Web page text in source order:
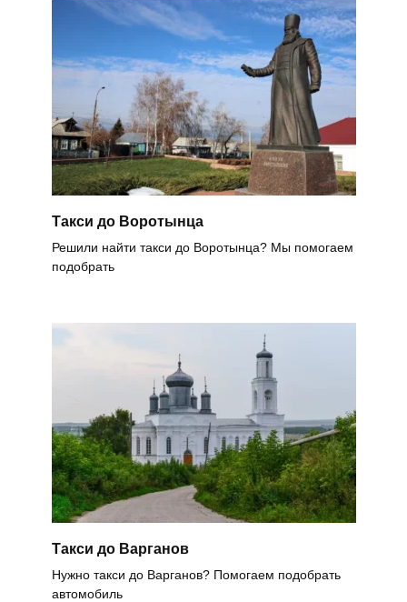
Такси до Воротынца
Решили найти такси до Воротынца? Мы помогаем
подобрать
Такси до Варганов
Нужно такси до Варганов? Помогаем подобрать
автомобиль